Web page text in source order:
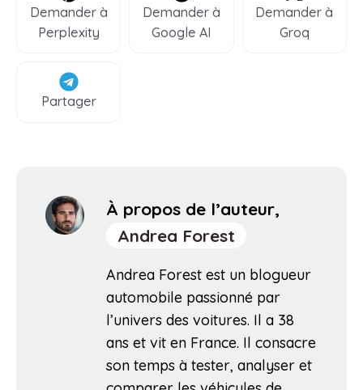
Demander à
Perplexity
Demander à
Google AI
Demander à
Groq
Partager
À propos de l’auteur,
Andrea Forest
Andrea Forest est un blogueur
automobile passionné par
l’univers des voitures. Il a 38
ans et vit en France. Il consacre
son temps à tester, analyser et